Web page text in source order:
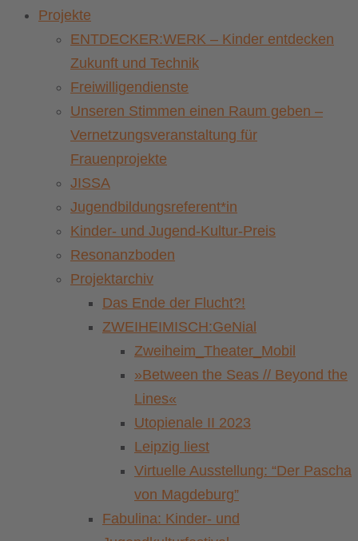
Projekte
ENTDECKER:WERK – Kinder entdecken
Zukunft und Technik
Freiwilligendienste
Unseren Stimmen einen Raum geben –
Vernetzungsveranstaltung für
Frauenprojekte
JISSA
Jugendbildungsreferent*in
Kinder- und Jugend-Kultur-Preis
Resonanzboden
Projektarchiv
Das Ende der Flucht?!
ZWEIHEIMISCH:GeNial
Zweiheim_Theater_Mobil
»Between the Seas // Beyond the
Lines«
Utopienale II 2023
Leipzig liest
Virtuelle Ausstellung: “Der Pascha
von Magdeburg”
Fabulina: Kinder- und